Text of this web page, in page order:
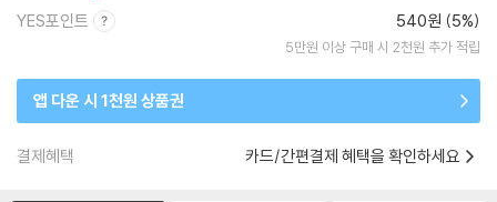
YES포인트 540원 (5%)
5만원 이상 구매 시 2천원 추가 적립
앱 다운 시 1천원 상품권
결제혜택 카드/간편결제 혜택을 확인하세요